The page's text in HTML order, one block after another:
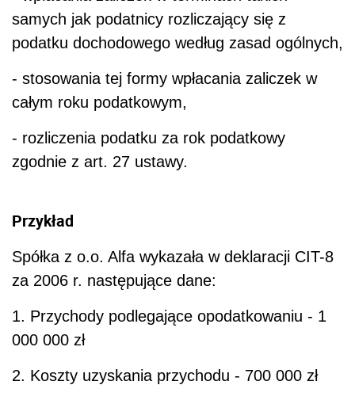
samych jak podatnicy rozliczający się z
podatku dochodowego według zasad ogólnych,
- stosowania tej formy wpłacania zaliczek w
całym roku podatkowym,
- rozliczenia podatku za rok podatkowy
zgodnie z art. 27 ustawy.
Przykład
Spółka z o.o. Alfa wykazała w deklaracji CIT-8
za 2006 r. następujące dane:
1. Przychody podlegające opodatkowaniu - 1
000 000 zł
2. Koszty uzyskania przychodu - 700 000 zł